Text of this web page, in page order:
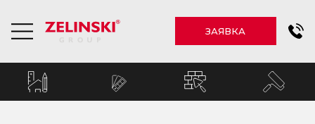
ЗАЯВКА